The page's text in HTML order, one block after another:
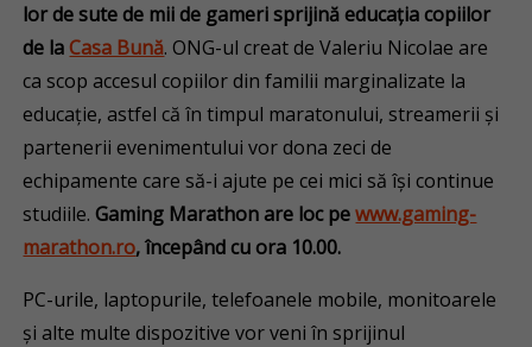
lor de sute de mii de gameri sprijină educația copiilor
de laCasa Bună. ONG-ul creat de Valeriu Nicolae are
ca scop accesul copiilor din familii marginalizate la
educație, astfel că în timpul maratonului, streamerii și
partenerii evenimentului vor dona zeci de
echipamente care să-i ajute pe cei mici să își continue
studiile.Gaming Marathon are loc pewww.gaming-
marathon.ro, începând cu ora 10.00.
PC-urile, laptopurile, telefoanele mobile, monitoarele
și alte multe dispozitive vor veni în sprijinul